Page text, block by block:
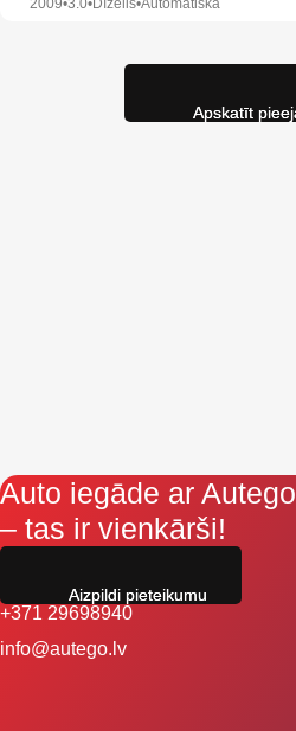
2009•3.0•Dīzelis•Automātiskā
Auto iegāde ar Autego
– tas ir vienkārši!
+371 29698940
info@autego.lv